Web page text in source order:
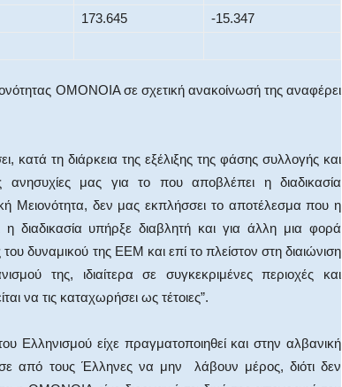
173.645
-15.347
ΟΜΟΝΟΙΑ σε σχετική ανακοίνωσή της αναφέρει
κατά τη διάρκεια της εξέλιξης της φάσης συλλογής και
μας για το που αποβλέπει η διαδικασία
Μειονότητα, δεν μας εκπλήσσει το αποτέλεσμα που η
η διαδικασία υπήρξε διαβλητή και για άλλη μια φορά
δυναμικού της ΕΕΜ και επί το πλείστον στη διαιώνιση
της, ιδιαίτερα σε συγκεκριμένες περιοχές και
να τις καταχωρήσει ως τέτοιες”.
Ελληνισμού είχε πραγματοποιηθεί και στην αλβανική
από τους Έλληνες να μην λάβουν μέρος, διότι δεν